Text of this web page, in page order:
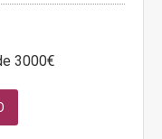
3000€